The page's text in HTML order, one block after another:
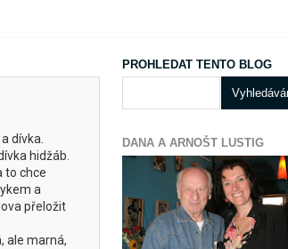
dívka.
hidžáb.
to chce
a
přeložit
ale marná,
PROHLEDAT TENTO BLOG
DANA A ARNOŠT LUSTIG